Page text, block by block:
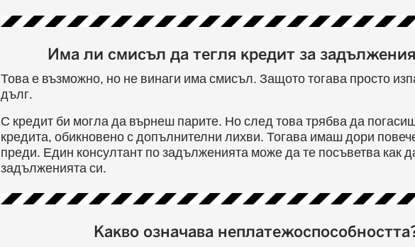
Има ли смисъл да тегля кредит за
Това е възможно, но не винаги има смисъл. Защото тогава просто
дълг.
С кредит би могла да върнеш парите. Но след това трябва да
кредита, обикновено с допълнителни лихви. Тогава имаш дори
преди. Един консултант по задълженията може да те посъветва как
задълженията си.
Какво означава